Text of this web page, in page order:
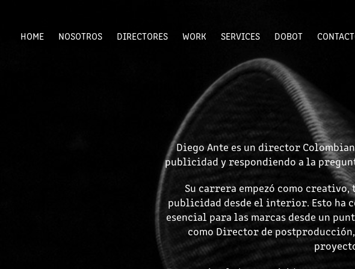
HOME NOSOTROS DIRECTORES WORK SERVICES DOBOT
Diego Ante es un director
publicidad y respondiendo a la
Su carrera empezó como
publicidad desde el interior. Esto ha
esencial para las marcas desde un
como Director de